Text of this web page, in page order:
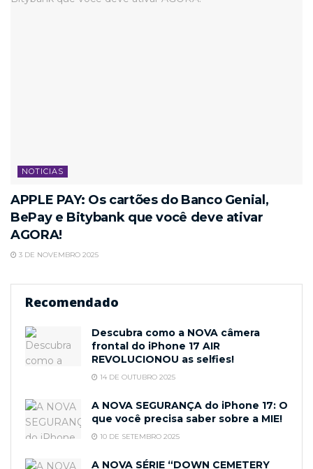
NOTICIAS
APPLE PAY: Os cartões do Banco Genial,
BePay e Bitybank que você deve ativar
AGORA!
3 DE NOVEMBRO 2025
Recomendado
Descubra como a NOVA câmera
frontal do iPhone 17 AIR
REVOLUCIONOU as selfies!
14 DE OUTUBRO 2025
A NOVA SEGURANÇA do iPhone 17: O
que você precisa saber sobre a MIE!
10 DE SETEMBRO 2025
A NOVA SÉRIE “DOWN CEMETERY